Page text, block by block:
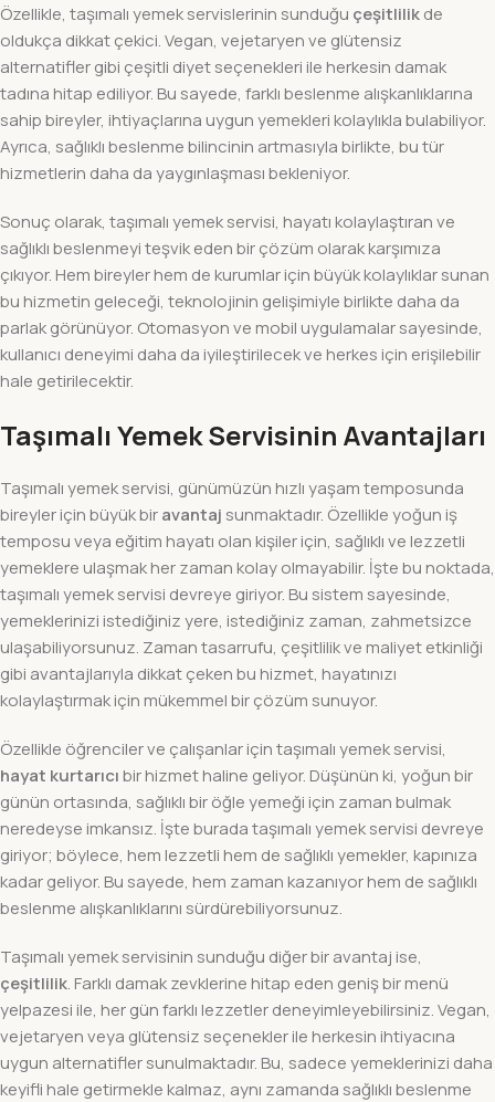
Özellikle, taşımalı yemek servislerinin sunduğu çeşitlilikde
oldukça dikkat çekici. Vegan, vejetaryen ve glütensiz
alternatifler gibi çeşitli diyet seçenekleri ile herkesin damak
tadına hitap ediliyor. Bu sayede, farklı beslenme alışkanlıklarına
sahip bireyler, ihtiyaçlarına uygun yemekleri kolaylıkla bulabiliyor.
Ayrıca, sağlıklı beslenme bilincinin artmasıyla birlikte, bu tür
hizmetlerin daha da yaygınlaşması bekleniyor.
Sonuç olarak, taşımalı yemek servisi, hayatı kolaylaştıran ve
sağlıklı beslenmeyi teşvik eden bir çözüm olarak karşımıza
çıkıyor. Hem bireyler hem de kurumlar için büyük kolaylıklar sunan
bu hizmetin geleceği, teknolojinin gelişimiyle birlikte daha da
parlak görünüyor. Otomasyon ve mobil uygulamalar sayesinde,
kullanıcı deneyimi daha da iyileştirilecek ve herkes için erişilebilir
hale getirilecektir.
Taşımalı Yemek Servisinin Avantajları
Taşımalı yemek servisi, günümüzün hızlı yaşam temposunda
bireyler için büyük biravantaj sunmaktadır. Özellikle yoğun iş
temposu veya eğitim hayatı olan kişiler için, sağlıklı ve lezzetli
yemeklere ulaşmak her zaman kolay olmayabilir. İşte bu noktada,
taşımalı yemek servisi devreye giriyor. Bu sistem sayesinde,
yemeklerinizi istediğiniz yere, istediğiniz zaman, zahmetsizce
ulaşabiliyorsunuz. Zaman tasarrufu, çeşitlilik ve maliyet etkinliği
gibi avantajlarıyla dikkat çeken bu hizmet, hayatınızı
kolaylaştırmak için mükemmel bir çözüm sunuyor.
Özellikle öğrenciler ve çalışanlar için taşımalı yemek servisi,
hayat kurtarıcıbir hizmet haline geliyor. Düşünün ki, yoğun bir
günün ortasında, sağlıklı bir öğle yemeği için zaman bulmak
neredeyse imkansız. İşte burada taşımalı yemek servisi devreye
giriyor; böylece, hem lezzetli hem de sağlıklı yemekler, kapınıza
kadar geliyor. Bu sayede, hem zaman kazanıyor hem de sağlıklı
beslenme alışkanlıklarını sürdürebiliyorsunuz.
Taşımalı yemek servisinin sunduğu diğer bir avantaj ise,
çeşitlilik. Farklı damak zevklerine hitap eden geniş bir menü
yelpazesi ile, her gün farklı lezzetler deneyimleyebilirsiniz. Vegan,
vejetaryen veya glütensiz seçenekler ile herkesin ihtiyacına
uygun alternatifler sunulmaktadır. Bu, sadece yemeklerinizi daha
keyifli hale getirmekle kalmaz, aynı zamanda sağlıklı beslenme